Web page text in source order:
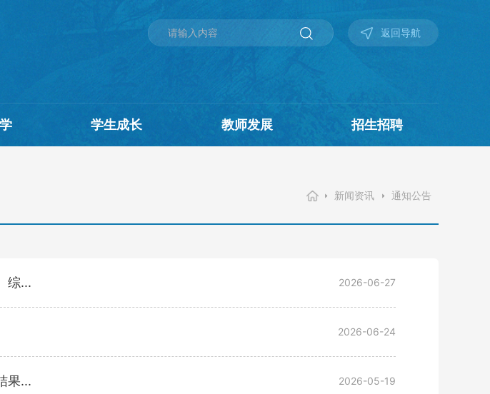
返回导航
学生成长 教师发展 招生招聘
新闻资讯 通知公告
2026-06-27
综...
2026-06-24
2026-05-19
果...